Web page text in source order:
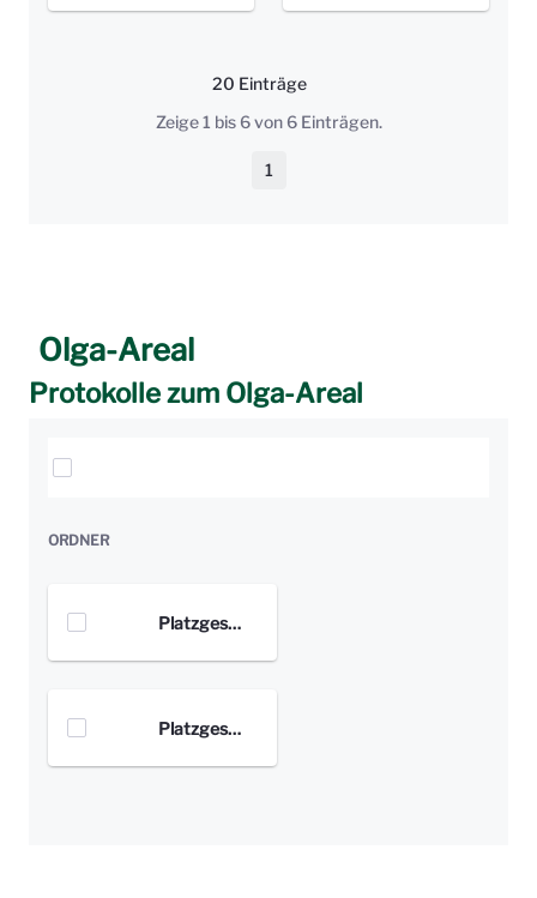
20 Einträge
Pro Seite
Zeige 1 bis 6 von 6 Einträgen.
Seite
1
Olga-Areal
Protokolle zum Olga-Areal
Elemente auswählen
ORDNER
Platzgespräch Plakate Bild
Platzgespräch Plakate PDF